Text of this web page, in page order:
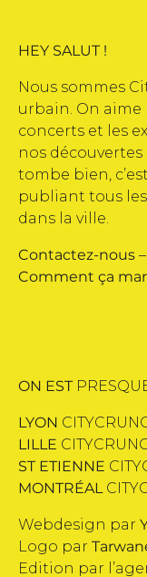
HEY SALUT !
Nous sommes
urbain. On aime
concerts et les
nos
tombe bien,
publiant tous
dans la ville.
Contactez-nous –
Comment ça
ON EST
LYON
LILLE
ST ETIENNE
MONTRÉAL
Webdesign par
Logo par
Edition par